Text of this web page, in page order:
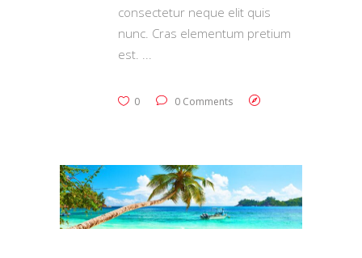
consectetur neque elit quis
nunc. Cras elementum pretium
est.
0 0 Comments